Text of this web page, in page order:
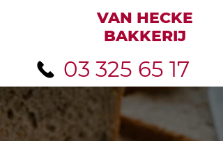
VAN HECKE
BAKKERIJ
03 325 65 17